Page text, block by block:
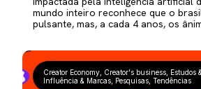
mundo inteiro reconhece que o
pulsante, mas, a cada 4 anos, os
Creator Economy Creator's business Estudos
Influência & Marcas Pesquisas ,Tendências